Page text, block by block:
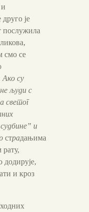
је
послужила
смо се
Ако су
људи с
светог
и
страдањима
додирује,
и кроз